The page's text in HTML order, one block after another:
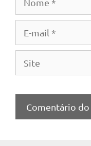
mail